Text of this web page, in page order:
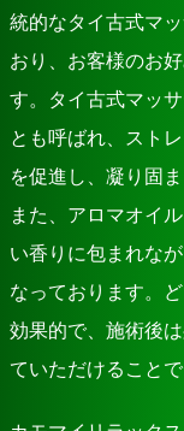
統的なタイ古式マ
おり、お客様のお
す。タイ古式マッ
とも呼ばれ、スト
を促進し、凝り固
また、アロマオイ
い香りに包まれな
なっております。
効果的で、施術後
ていただけることで